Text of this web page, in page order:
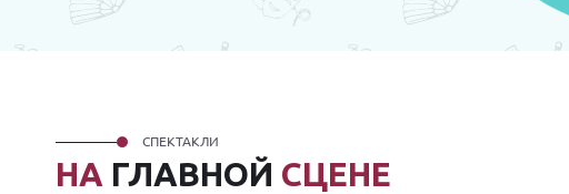
НА ГЛАВНОЙ СЦЕНЕ
СПЕКТАКЛИ